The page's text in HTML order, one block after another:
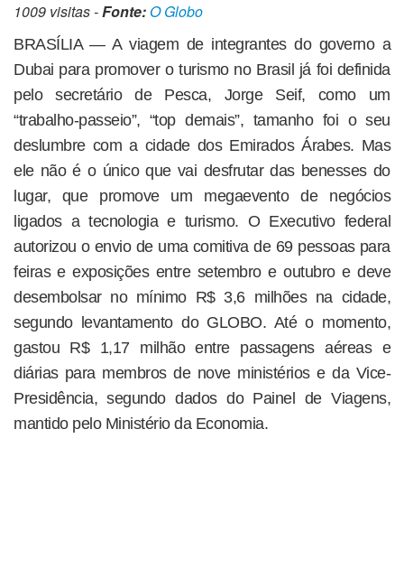
1009 visitas -Fonte:O Globo
BRASÍLIA — A viagem de integrantes do governo a
Dubai para promover o turismo no Brasil já foi definida
pelo secretário de Pesca, Jorge Seif, como um
“trabalho-passeio”, “top demais”, tamanho foi o seu
deslumbre com a cidade dos Emirados Árabes. Mas
ele não é o único que vai desfrutar das benesses do
lugar, que promove um megaevento de negócios
ligados a tecnologia e turismo. O Executivo federal
autorizou o envio de uma comitiva de 69 pessoas para
feiras e exposições entre setembro e outubro e deve
desembolsar no mínimo R$ 3,6 milhões na cidade,
segundo levantamento do GLOBO. Até o momento,
gastou R$ 1,17 milhão entre passagens aéreas e
diárias para membros de nove ministérios e da Vice-
Presidência, segundo dados do Painel de Viagens,
mantido pelo Ministério da Economia.